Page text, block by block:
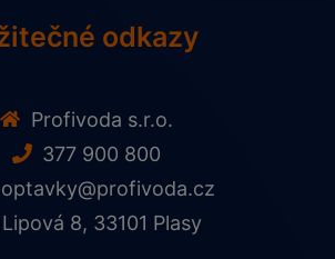
odkazy
Profivoda s.r.o.
377 900 800
Lipová 8, 33101 Plasy